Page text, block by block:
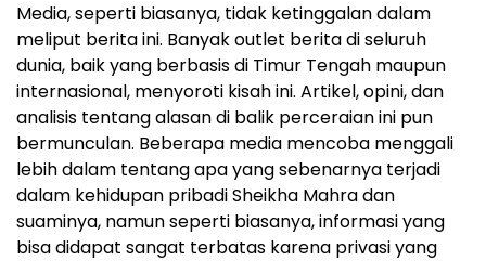
Media, seperti biasanya, tidak ketinggalan dalam
meliput berita ini. Banyak outlet berita di seluruh
dunia, baik yang berbasis di Timur Tengah maupun
internasional, menyoroti kisah ini. Artikel, opini, dan
analisis tentang alasan di balik perceraian ini pun
bermunculan. Beberapa media mencoba menggali
lebih dalam tentang apa yang sebenarnya terjadi
dalam kehidupan pribadi Sheikha Mahra dan
suaminya, namun seperti biasanya, informasi yang
bisa didapat sangat terbatas karena privasi yang